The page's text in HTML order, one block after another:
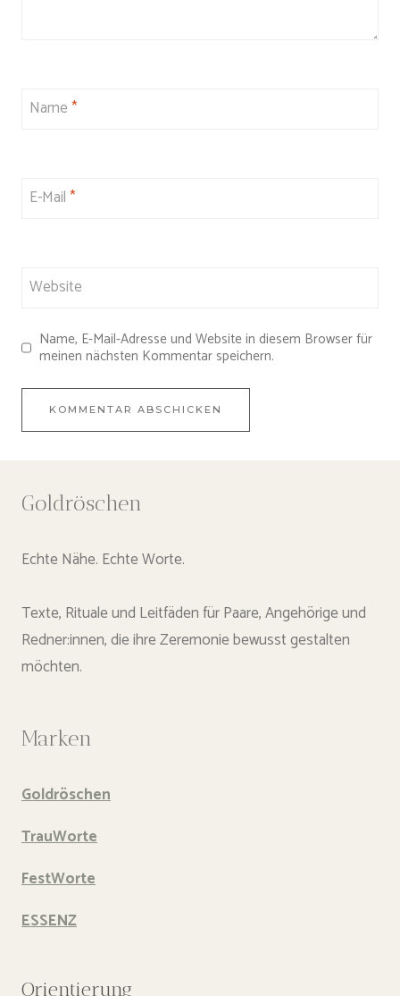
Name*
E-Mail*
Website
Name, E-Mail-Adresse und Website in diesem Browser für
meinen nächsten Kommentar speichern.
Goldröschen
Echte Nähe. Echte Worte.
Texte, Rituale und Leitfäden für Paare, Angehörige und
Redner:innen, die ihre Zeremonie bewusst gestalten
möchten.
Marken
Goldröschen
TrauWorte
FestWorte
ESSENZ
Orientierung